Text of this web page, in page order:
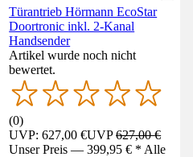
Türantrieb Hörmann EcoStar
Doortronic inkl. 2-Kanal
Handsender
Artikel wurde noch nicht
bewertet.
(0)
UVP: 627,00 €UVP627,00 €
Unser Preis — 399,95 € * Alle